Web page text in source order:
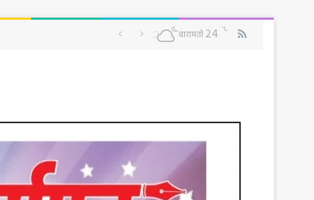
बारामती 24 ℃ RSS